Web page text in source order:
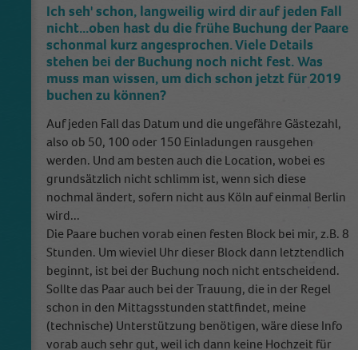
Ich seh' schon, langweilig wird dir auf jeden Fall
nicht...oben hast du die frühe Buchung der Paare
schonmal kurz angesprochen. Viele Details
stehen bei der Buchung noch nicht fest. Was
muss man wissen, um dich schon jetzt für 2019
buchen zu können?
Auf jeden Fall das Datum und die ungefähre Gästezahl,
also ob 50, 100 oder 150 Einladungen rausgehen
werden. Und am besten auch die Location, wobei es
grundsätzlich nicht schlimm ist, wenn sich diese
nochmal ändert, sofern nicht aus Köln auf einmal Berlin
wird...
Die Paare buchen vorab einen festen Block bei mir, z.B. 8
Stunden. Um wieviel Uhr dieser Block dann letztendlich
beginnt, ist bei der Buchung noch nicht entscheidend.
Sollte das Paar auch bei der Trauung, die in der Regel
schon in den Mittagsstunden stattfindet, meine
(technische) Unterstützung benötigen, wäre diese Info
vorab auch sehr gut, weil ich dann keine Hochzeit für